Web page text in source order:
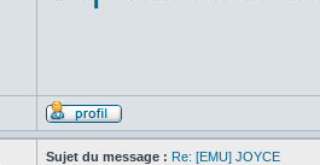
Sujet du message : Re: [EMU] JOYCE